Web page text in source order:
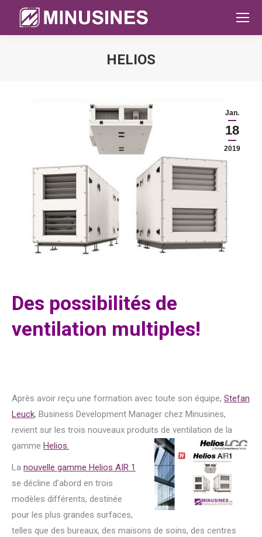
HELIOS
Jan.
18
2019
Des possibilités de
ventilation multiples!
Après avoir reçu une formation avec toute son équipe, Stefan
Leuck, Business Development Manager chez Minusines,
revient sur les trois nouveaux produits de ventilation de la
gamme Helios.
La nouvelle gamme Helios AIR 1
se décline d’abord en trois
modèles différents, destinée
pour les plus grandes surfaces,
telles que des bureaux, des maisons de soins, des centres